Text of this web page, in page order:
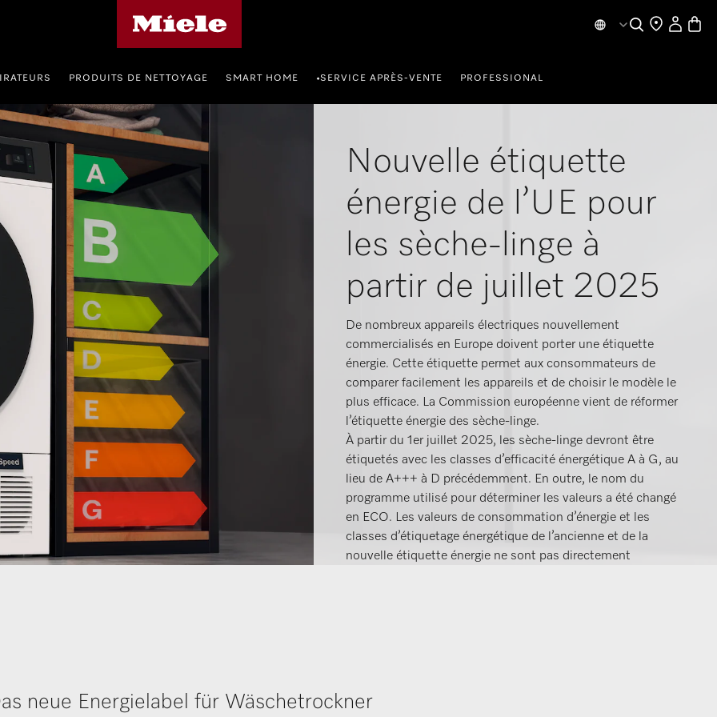
RechercheMesPanier
PRODUITS DE NETTOYAGE SMART HOME •SERVICE APRÈS-VENTE PROFESSIONAL
Nouvelle étiquette
énergie de l’UE pour
les sèche-linge à
partir de juillet 2025
De nombreux appareils électriques nouvellement
commercialisés en Europe doivent porter une étiquette
énergie. Cette étiquette permet aux consommateurs de
comparer facilement les appareils et de choisir le modèle le
plus efficace. La Commission européenne vient de réformer
l’étiquette énergie des sèche-linge.
À partir du 1er juillet 2025, les sèche-linge devront être
étiquetés avec les classes d’efficacité énergétique A à G, au
lieu de A+++ à D précédemment. En outre, le nom du
programme utilisé pour déterminer les valeurs a été changé
en ECO. Les valeurs de consommation d’énergie et les
classes d’étiquetage énergétique de l’ancienne et de la
nouvelle étiquette énergie ne sont pas directement
neue Energielabel für Wäschetrockner